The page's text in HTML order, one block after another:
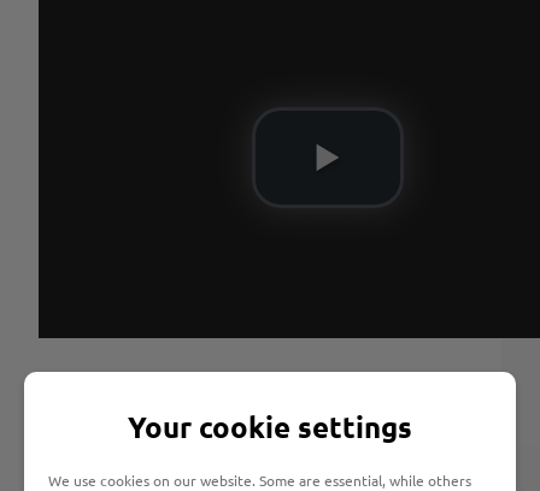
Your cookie settings
We use cookies on our website. Some are essential, while others